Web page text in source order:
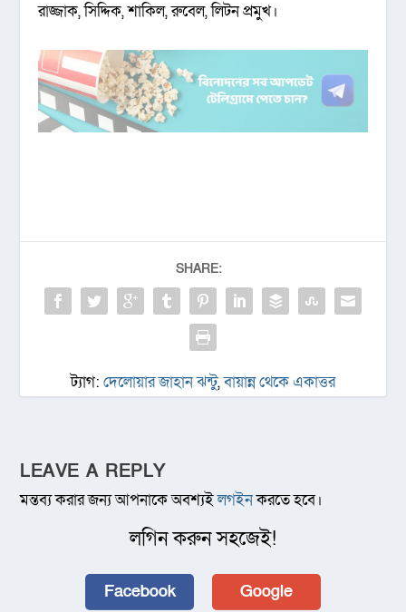
রাজ্জাক, সিদ্দিক, শাকিল, রুবেল, লিটন প্রমুখ।
SHARE:
ট্যাগ: দেলোয়ার জাহান ঝন্টু,বায়ান্ন থেকে একাত্তর
LEAVE A REPLY
মন্তব্য করার জন্য আপনাকে অবশ্যইলগইনকরতে হবে।
লগিন করুন সহজেই!
Facebook Google